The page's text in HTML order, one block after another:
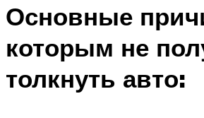
Основные
которым не
толкнуть авто: